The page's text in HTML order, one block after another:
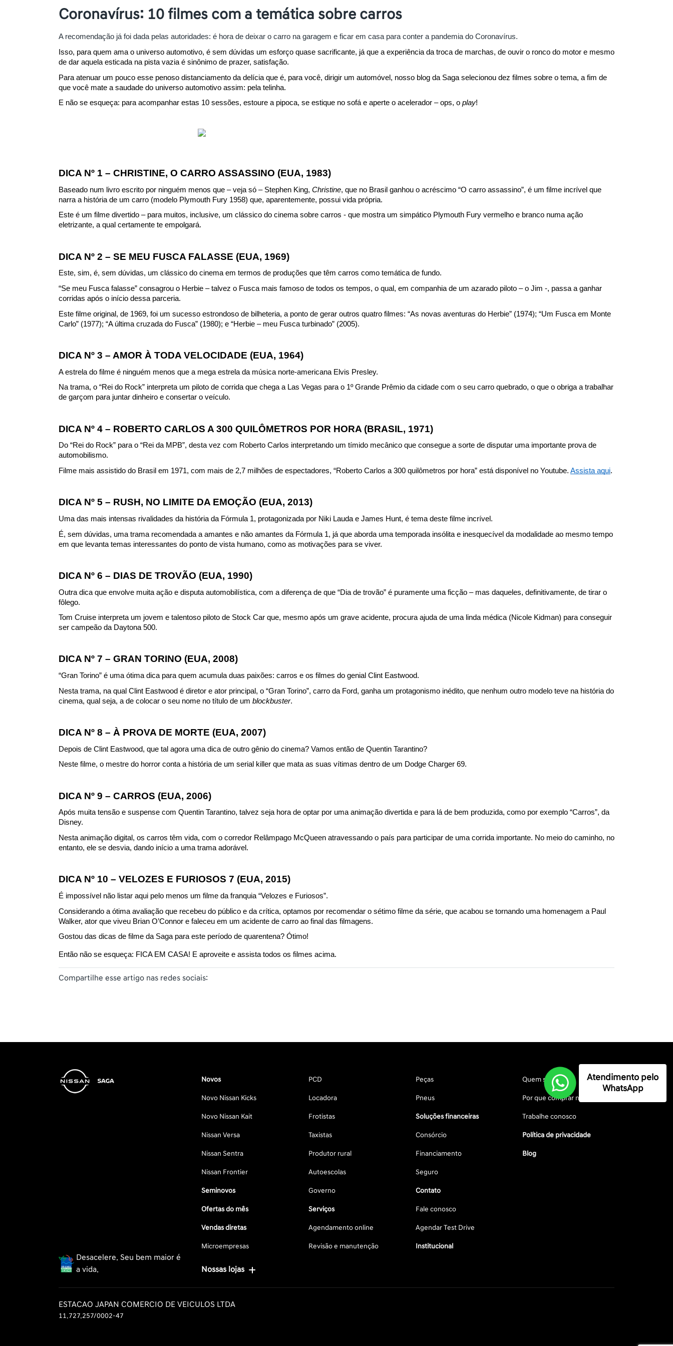
Coronavírus: 10 filmes com a temática sobre carros
A recomendação já foi dada pelas autoridades: é hora de deixar o carro na garagem e ficar em casa para conter a pandemia do Coronavírus.
Isso, para quem ama o universo automotivo, é sem dúvidas um esforço quase sacrificante, já que a experiência da troca de marchas, de ouvir o ronco do motor e mesmo
de dar aquela esticada na pista vazia é sinônimo de prazer, satisfação.
Para atenuar um pouco esse penoso distanciamento da delícia que é, para você, dirigir um automóvel, nosso blog da Saga selecionou dez filmes sobre o tema, a fim de
que você mate a saudade do universo automotivo assim: pela telinha.
E não se esqueça: para acompanhar estas 10 sessões, estoure a pipoca, se estique no sofá e aperte o acelerador – ops, o play!
DICA Nº 1 – CHRISTINE, O CARRO ASSASSINO (EUA, 1983)
Baseado num livro escrito por ninguém menos que – veja só – Stephen King, Christine, que no Brasil ganhou o acréscimo “O carro assassino”, é um filme incrível que
narra a história de um carro (modelo Plymouth Fury 1958) que, aparentemente, possui vida própria.
Este é um filme divertido – para muitos, inclusive, um clássico do cinema sobre carros - que mostra um simpático Plymouth Fury vermelho e branco numa ação
eletrizante, a qual certamente te empolgará.
DICA Nº 2 – SE MEU FUSCA FALASSE (EUA, 1969)
Este, sim, é, sem dúvidas, um clássico do cinema em termos de produções que têm carros como temática de fundo.
“Se meu Fusca falasse” consagrou o Herbie – talvez o Fusca mais famoso de todos os tempos, o qual, em companhia de um azarado piloto – o Jim -, passa a ganhar
corridas após o início dessa parceria.
Este filme original, de 1969, foi um sucesso estrondoso de bilheteria, a ponto de gerar outros quatro filmes: “As novas aventuras do Herbie” (1974); “Um Fusca em Monte
Carlo” (1977); “A última cruzada do Fusca” (1980); e “Herbie – meu Fusca turbinado” (2005).
DICA Nº 3 – AMOR À TODA VELOCIDADE (EUA, 1964)
A estrela do filme é ninguém menos que a mega estrela da música norte-americana Elvis Presley.
Na trama, o “Rei do Rock” interpreta um piloto de corrida que chega a Las Vegas para o 1º Grande Prêmio da cidade com o seu carro quebrado, o que o obriga a trabalhar
de garçom para juntar dinheiro e consertar o veículo.
DICA Nº 4 – ROBERTO CARLOS A 300 QUILÔMETROS POR HORA (BRASIL, 1971)
Do “Rei do Rock” para o “Rei da MPB”, desta vez com Roberto Carlos interpretando um tímido mecânico que consegue a sorte de disputar uma importante prova de
automobilismo.
Filme mais assistido do Brasil em 1971, com mais de 2,7 milhões de espectadores, “Roberto Carlos a 300 quilômetros por hora” está disponível no Youtube. Assista aqui.
DICA Nº 5 – RUSH, NO LIMITE DA EMOÇÃO (EUA, 2013)
Uma das mais intensas rivalidades da história da Fórmula 1, protagonizada por Niki Lauda e James Hunt, é tema deste filme incrível.
É, sem dúvidas, uma trama recomendada a amantes e não amantes da Fórmula 1, já que aborda uma temporada insólita e inesquecível da modalidade ao mesmo tempo
em que levanta temas interessantes do ponto de vista humano, como as motivações para se viver.
DICA Nº 6 – DIAS DE TROVÃO (EUA, 1990)
Outra dica que envolve muita ação e disputa automobilística, com a diferença de que “Dia de trovão” é puramente uma ficção – mas daqueles, definitivamente, de tirar o
fôlego.
Tom Cruise interpreta um jovem e talentoso piloto de Stock Car que, mesmo após um grave acidente, procura ajuda de uma linda médica (Nicole Kidman) para conseguir
ser campeão da Daytona 500.
DICA Nº 7 – GRAN TORINO (EUA, 2008)
“Gran Torino” é uma ótima dica para quem acumula duas paixões: carros e os filmes do genial Clint Eastwood.
Nesta trama, na qual Clint Eastwood é diretor e ator principal, o “Gran Torino”, carro da Ford, ganha um protagonismo inédito, que nenhum outro modelo teve na história do
cinema, qual seja, a de colocar o seu nome no título de um blockbuster.
DICA Nº 8 – À PROVA DE MORTE (EUA, 2007)
Depois de Clint Eastwood, que tal agora uma dica de outro gênio do cinema? Vamos então de Quentin Tarantino?
Neste filme, o mestre do horror conta a história de um serial killer que mata as suas vítimas dentro de um Dodge Charger 69.
DICA Nº 9 – CARROS (EUA, 2006)
Após muita tensão e suspense com Quentin Tarantino, talvez seja hora de optar por uma animação divertida e para lá de bem produzida, como por exemplo “Carros”, da
Disney.
Nesta animação digital, os carros têm vida, com o corredor Relâmpago McQueen atravessando o país para participar de uma corrida importante. No meio do caminho, no
entanto, ele se desvia, dando início a uma trama adorável.
DICA Nº 10 – VELOZES E FURIOSOS 7 (EUA, 2015)
É impossível não listar aqui pelo menos um filme da franquia “Velozes e Furiosos”.
Considerando a ótima avaliação que recebeu do público e da crítica, optamos por recomendar o sétimo filme da série, que acabou se tornando uma homenagem a Paul
Walker, ator que viveu Brian O’Connor e faleceu em um acidente de carro ao final das filmagens.
Gostou das dicas de filme da Saga para este período de quarentena? Ótimo!
Então não se esqueça: FICA EM CASA! E aproveite e assista todos os filmes acima.
Compartilhe esse artigo nas redes sociais:
Desacelere. Seu bem maior é
a vida.
Novos
Novo Nissan Kicks
Novo Nissan Kait
Nissan Versa
Nissan Sentra
Nissan Frontier
Seminovos
Ofertas do mês
Vendas diretas
Microempresas
PCD
Locadora
Frotistas
Taxistas
Produtor rural
Autoescolas
Governo
Serviços
Agendamento online
Revisão e manutenção
Peças
Pneus
Soluções financeiras
Consórcio
Financiamento
Seguro
Contato
Fale conosco
Agendar Test Drive
Institucional
Quem somos
Por que comprar na Saga
Trabalhe conosco
Política de privacidade
Blog
Nossas lojas
ESTACAO JAPAN COMERCIO DE VEICULOS LTDA
11.727.257/0002-47
Atendimento pelo
WhatsApp